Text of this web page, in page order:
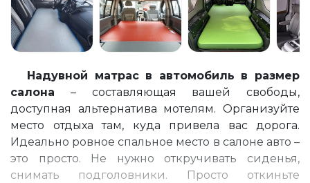
Надувной матрас в автомобиль в размер
салона – составляющая вашей свободы,
доступная альтернатива мотелям. Организуйте
место отдыха там, куда привела вас дорога.
Идеально ровное спальное место в салоне авто –
это просто. Не нужно откручивать сиденья,
снимать подголовники. Просто откиньте